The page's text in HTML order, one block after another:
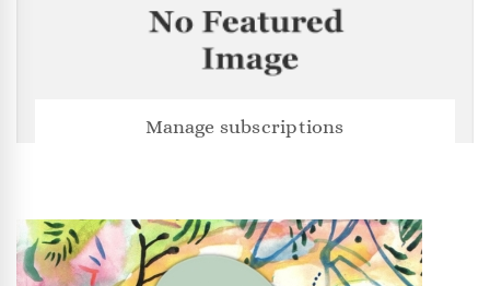
Manage subscriptions